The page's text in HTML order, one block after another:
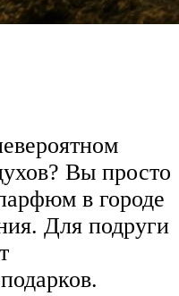
Вы просто
в городе
Для подруги